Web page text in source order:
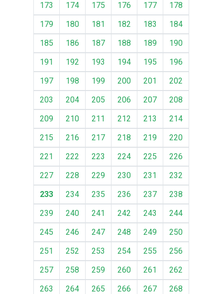
173
174 175 176 177
178
179
180 181 182 183
184
185
186 187 188 189
190
191
192 193 194 195
196
197
198 199 200 201
202
203
204 205 206 207
208
209
210 211 212 213
214
215
216 217 218 219
220
221
222 223 224 225
226
227
228 229 230 231
232
233
234 235 236 237
238
239
240 241 242 243
244
245
246 247 248 249
250
251
252 253 254 255
256
257
258 259 260 261
262
263
264 265 266 267
268